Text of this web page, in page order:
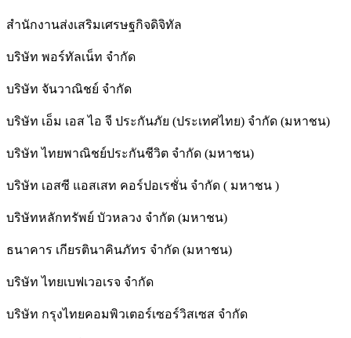
สํานักงานส่งเสริมเศรษฐกิจดิจิทัล
บริษัท พอร์ทัลเน็ท จำกัด
บริษัท จันวาณิชย์ จำกัด
บริษัท เอ็ม เอส ไอ จี ประกันภัย (ประเทศไทย) จำกัด (มหาชน)
บริษัท ไทยพาณิชย์ประกันชีวิต จำกัด (มหาชน)
บริษัท เอสซี แอสเสท คอร์ปอเรชั่น จำกัด ( มหาชน )
บริษัทหลักทรัพย์ บัวหลวง จำกัด (มหาชน)
ธนาคาร เกียรตินาคินภัทร จำกัด (มหาชน)
บริษัท ไทยเบฟเวอเรจ จำกัด
บริษัท กรุงไทยคอมพิวเตอร์เซอร์วิสเซส จำกัด